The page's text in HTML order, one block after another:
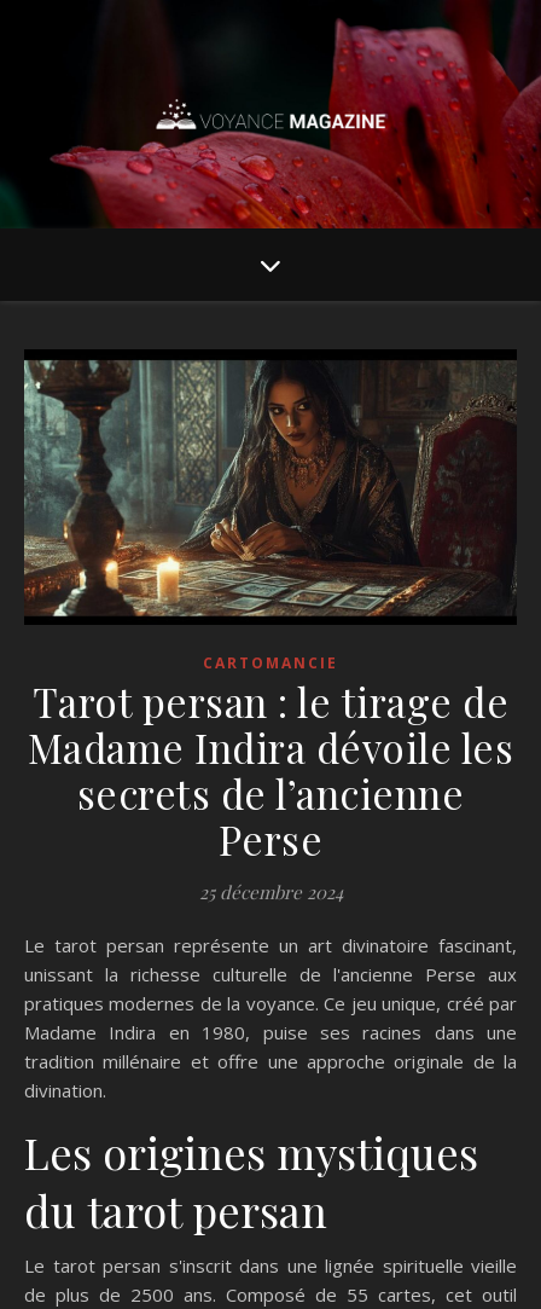
CARTOMANCIE
Tarot persan : le tirage de
Madame Indira dévoile les
secrets de l’ancienne
Perse
25 décembre 2024
Le tarot persan représente un art divinatoire fascinant,
unissant la richesse culturelle de l'ancienne Perse aux
pratiques modernes de la voyance. Ce jeu unique, créé par
Madame Indira en 1980, puise ses racines dans une
tradition millénaire et offre une approche originale de la
divination.
Les origines mystiques
du tarot persan
Le tarot persan s'inscrit dans une lignée spirituelle vieille
de plus de 2500 ans. Composé de 55 cartes, cet outil